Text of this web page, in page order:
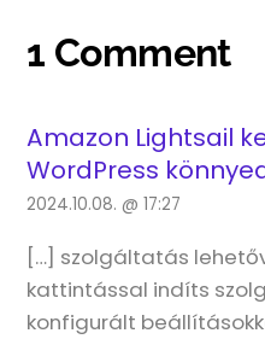
1 Comment
Amazon Lightsail
WordPress
2024.10.08. @ 17:27
[…] szolgáltatás
kattintással indíts
konfigurált